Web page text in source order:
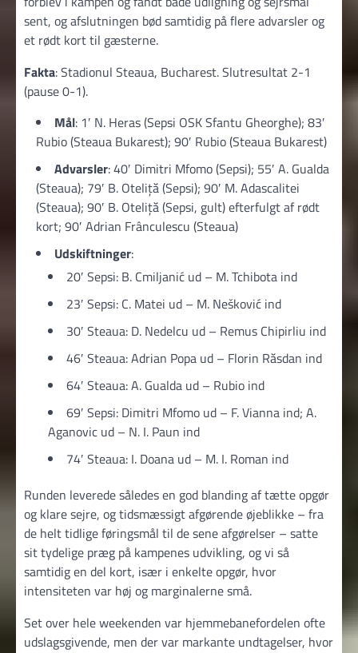
sent, og afslutningen bød samtidig på flere advarsler og
et rødt kort til gæsterne.
Fakta: Stadionul Steaua, Bucharest. Slutresultat 2-1
(pause 0-1).
Mål: 1′ N. Heras (Sepsi OSK Sfantu Gheorghe); 83′
Rubio (Steaua Bukarest); 90′ Rubio (Steaua Bukarest)
Advarsler: 40′ Dimitri Mfomo (Sepsi); 55′ A. Gualda
(Steaua); 79′ B. Oteliță (Sepsi); 90′ M. Adascalitei
(Steaua); 90′ B. Oteliță (Sepsi, gult) efterfulgt af rødt
kort; 90′ Adrian Frânculescu (Steaua)
Udskiftninger:
20′ Sepsi: B. Cmiljanić ud – M. Tchibota ind
23′ Sepsi: C. Matei ud – M. Nešković ind
30′ Steaua: D. Nedelcu ud – Remus Chipirliu ind
46′ Steaua: Adrian Popa ud – Florin Răsdan ind
64′ Steaua: A. Gualda ud – Rubio ind
69′ Sepsi: Dimitri Mfomo ud – F. Vianna ind; A.
Aganovic ud – N. I. Paun ind
74′ Steaua: I. Doana ud – M. I. Roman ind
Runden leverede således en god blanding af tætte opgør
og klare sejre, og tidsmæssigt afgørende øjeblikke – fra
de helt tidlige føringsmål til de sene afgørelser – satte
sit tydelige præg på kampenes udvikling, og vi så
samtidig en del kort, især i enkelte opgør, hvor
intensiteten var høj og marginalerne små.
Set over hele weekenden var hjemmebanefordelen ofte
udslagsgivende, men der var markante undtagelser, hvor